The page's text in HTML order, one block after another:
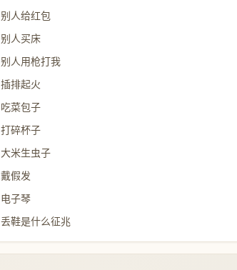
别人给红包
别人买床
别人用枪打我
插排起火
吃菜包子
打碎杯子
大米生虫子
戴假发
电子琴
丢鞋是什么征兆